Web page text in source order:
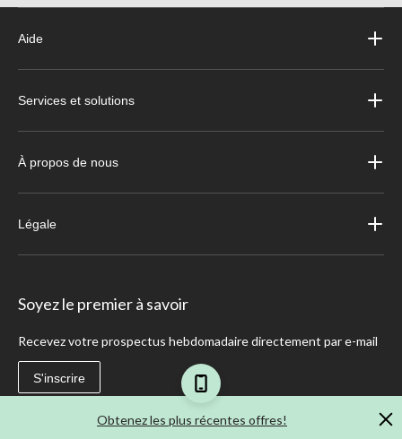
Obtenez les plus récentes offres!
Aide
Services et solutions
À propos de nous
Légale
Soyez le premier à savoir
Recevez votre prospectus hebdomadaire directement par e-mail
S'inscrire